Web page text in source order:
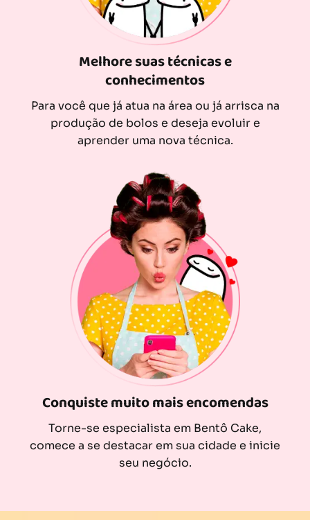
Melhore suas técnicas e
conhecimentos
Para você que já atua na área ou já arrisca na
produção de bolos e deseja evoluir e
aprender uma nova técnica.
Conquiste muito mais encomendas
Torne-se especialista em Bentô Cake,
comece a se destacar em sua cidade e inicie
seu negócio.